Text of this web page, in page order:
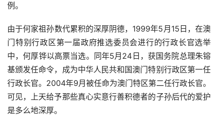
例。
由于何家祖孙数代累积的深厚阴德，1999年5月15日，在澳
门特别行政区第一届政府推选委员会进行的行政长官选举
中，何厚铧以高票当选。同年5月24日，获国务院总理朱镕
基颁发任命令，成为中华人民共和国澳门特别行政区第一任
行政长官。2004年9月被任命为澳门特区第二任行政长官。
可见，上天给予那些真心实意行善积德者的子孙后代的爱护
是多么地深厚。